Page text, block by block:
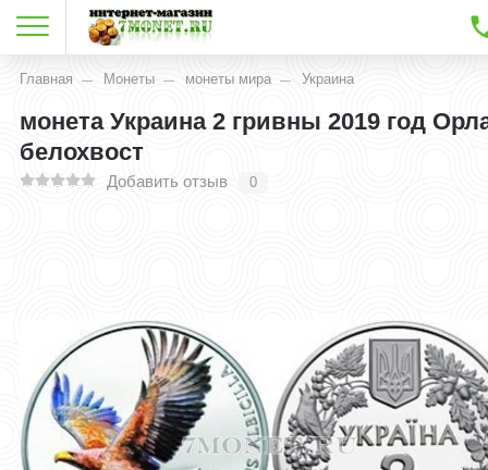
Главная Монеты монеты мира Украина
монета Украина 2 гривны 2019 год
белохвост
Добавить отзыв 0